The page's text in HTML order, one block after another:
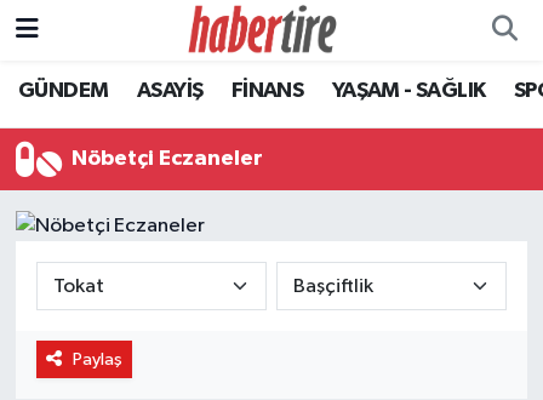
GÜNDEM ASAYİŞ FİNANS YAŞAM - SAĞLIK
Nöbetçi Eczaneler
Paylaş
Tire Nöbetçi Eczaneler
Tire Hava Durumu
Tire Trafik Yoğunluk Haritası
Süper Lig Puan Durumu ve Fikstür
Tüm Manşetler